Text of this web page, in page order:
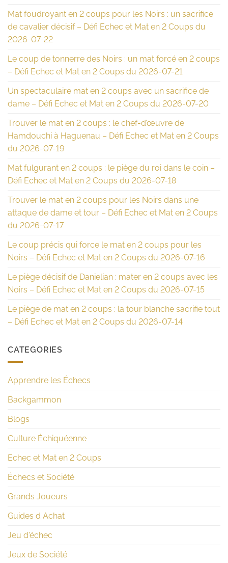
Mat foudroyant en 2 coups pour les Noirs : un sacrifice
de cavalier décisif – Défi Echec et Mat en 2 Coups du
2026-07-22
Le coup de tonnerre des Noirs : un mat forcé en 2 coups
– Défi Echec et Mat en 2 Coups du 2026-07-21
Un spectaculaire mat en 2 coups avec un sacrifice de
dame – Défi Echec et Mat en 2 Coups du 2026-07-20
Trouver le mat en 2 coups : le chef-d’œuvre de
Hamdouchi à Haguenau – Défi Echec et Mat en 2 Coups
du 2026-07-19
Mat fulgurant en 2 coups : le piège du roi dans le coin –
Défi Echec et Mat en 2 Coups du 2026-07-18
Trouver le mat en 2 coups pour les Noirs dans une
attaque de dame et tour – Défi Echec et Mat en 2 Coups
du 2026-07-17
Le coup précis qui force le mat en 2 coups pour les
Noirs – Défi Echec et Mat en 2 Coups du 2026-07-16
Le piège décisif de Danielian : mater en 2 coups avec les
Noirs – Défi Echec et Mat en 2 Coups du 2026-07-15
Le piège de mat en 2 coups : la tour blanche sacrifie tout
– Défi Echec et Mat en 2 Coups du 2026-07-14
CATEGORIES
Apprendre les Échecs
Backgammon
Blogs
Culture Échiquéenne
Echec et Mat en 2 Coups
Échecs et Société
Grands Joueurs
Guides d Achat
Jeu d'échec
Jeux de Société